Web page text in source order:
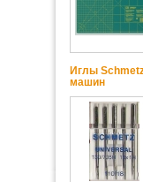
Иглы
машин